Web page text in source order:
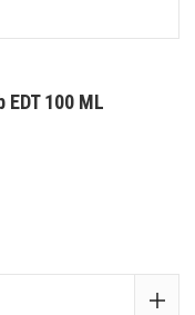
100 ML